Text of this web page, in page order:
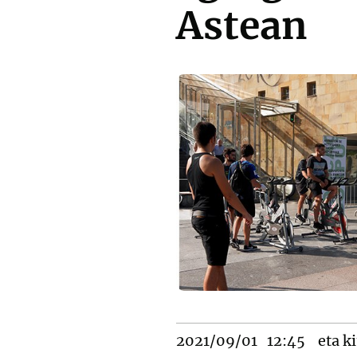
Astean
2021/09/01 12:45 eta